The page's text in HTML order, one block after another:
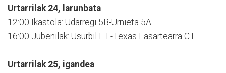
Urtarrilak 24, larunbata
12:00 Ikastola: Udarregi 5B-Urnieta 5A
16:00 Jubenilak: Usurbil F.T.-Texas Lasartearra C.F.
Urtarrilak 25, igandea